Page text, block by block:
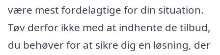
være mest fordelagtige for din situation.
Tøv derfor ikke med at indhente de tilbud,
du behøver for at sikre dig en løsning, der